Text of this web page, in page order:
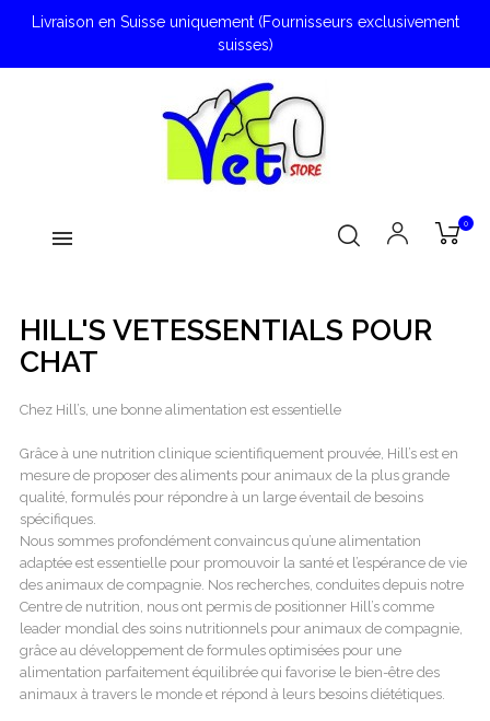
Livraison en Suisse uniquement (Fournisseurs exclusivement
suisses)
0
HILL'S VETESSENTIALS POUR
CHAT
Chez Hill’s, une bonne alimentation est essentielle
Grâce à une nutrition clinique scientifiquement prouvée, Hill’s est en
mesure de proposer des aliments pour animaux de la plus grande
qualité, formulés pour répondre à un large éventail de besoins
spécifiques.
Nous sommes profondément convaincus qu’une alimentation
adaptée est essentielle pour promouvoir la santé et l’espérance de vie
des animaux de compagnie. Nos recherches, conduites depuis notre
Centre de nutrition, nous ont permis de positionner Hill’s comme
leader mondial des soins nutritionnels pour animaux de compagnie,
grâce au développement de formules optimisées pour une
alimentation parfaitement équilibrée qui favorise le bien-être des
animaux à travers le monde et répond à leurs besoins diététiques.